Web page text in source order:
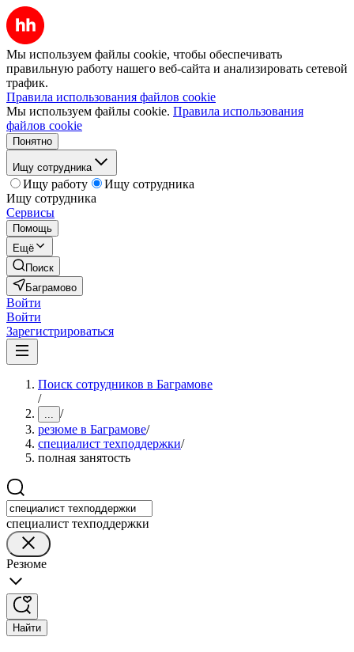
Мы используем файлы cookie, чтобы обеспечивать
правильную работу нашего веб-сайта и анализировать сетевой
трафик.
Правила использования файлов cookie
Мы используем файлы cookie. Правила использования
файлов cookie
Понятно
Ищу сотрудника
Ищу работу
Ищу сотрудника
Ищу сотрудника
Сервисы
Помощь
Ещё
Поиск
Баграмово
Войти
Войти
Зарегистрироваться
Поиск сотрудников в Баграмове
/
... /
резюме в Баграмове/
специалист техподдержки/
полная занятость
специалист техподдержки
Резюме
Найти